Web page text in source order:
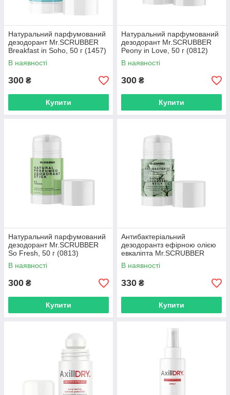
Натуральний парфумований
дезодорант Mr.SCRUBBER
Breakfast in Soho, 50 г (1457)
В наявності
300 ₴
Купити
Натуральний парфумований
дезодорант Mr.SCRUBBER
Peony in Love, 50 г (0812)
В наявності
300 ₴
Купити
Натуральний парфумований
дезодорант Mr.SCRUBBER
So Fresh, 50 г (0813)
В наявності
300 ₴
Купити
Антибактеріальний
дезодорантз ефірною олією
евкаліпта Mr.SCRUBBER
Antibacterial Eucalyptus, 50 г
(0809)
В наявності
330 ₴
Купити